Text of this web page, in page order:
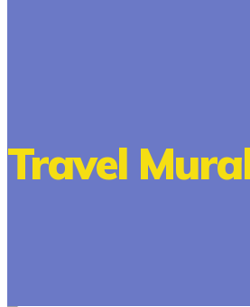
Travel